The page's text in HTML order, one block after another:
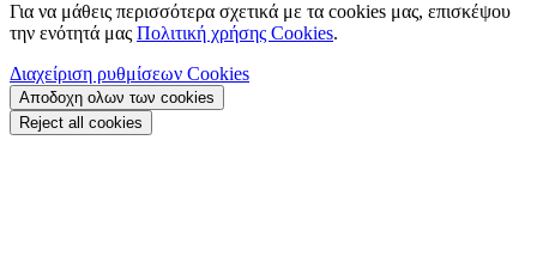
Για να μάθεις περισσότερα σχετικά με τα cookies μας, επισκέψου
την ενότητά μας Πολιτική χρήσης Cookies.
Διαχείριση ρυθμίσεων Cookies
Αποδοχη ολων των cookies
Reject all cookies